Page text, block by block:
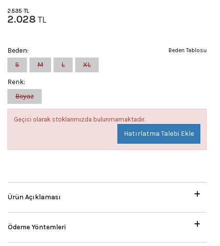
2.535TL
2.028 TL
Beden Tablosu
Beden:
S
M L XL
Renk:
Beyaz
Geçici olarak stoklarımızda bulunmamaktadır.
Hatırlatma Talebi Ekle
Ürün Açıklaması
Ödeme Yöntemleri